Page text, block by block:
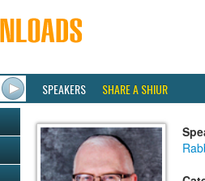
SPEAKERS SHARE A SHIUR